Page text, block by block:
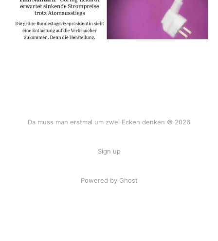
Da muss man erstmal um zwei Ecken denken © 2026
Sign up
Powered by Ghost